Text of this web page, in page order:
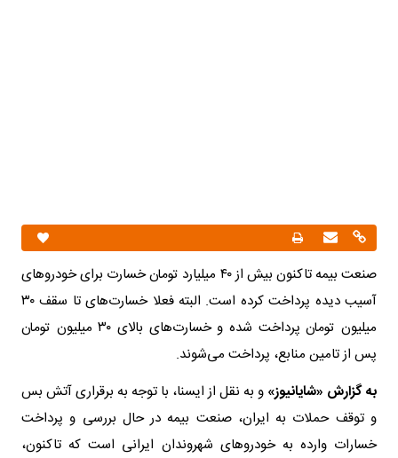
صنعت بیمه تاکنون بیش از ۴۰ میلیارد تومان خسارت برای خودروهای
آسیب دیده پرداخت کرده است. البته فعلا خسارت‌های تا سقف ۳۰
میلیون تومان پرداخت شده و خسارت‌های بالای ۳۰ میلیون تومان
پس از تامین منابع، پرداخت می‌شوند.
به گزارش «شایانیوز» و به نقل از ایسنا، با توجه به برقراری آتش بس
و توقف حملات به ایران، صنعت بیمه در حال بررسی و پرداخت
خسارات وارده به خودروهای شهروندان ایرانی است که تاکنون،